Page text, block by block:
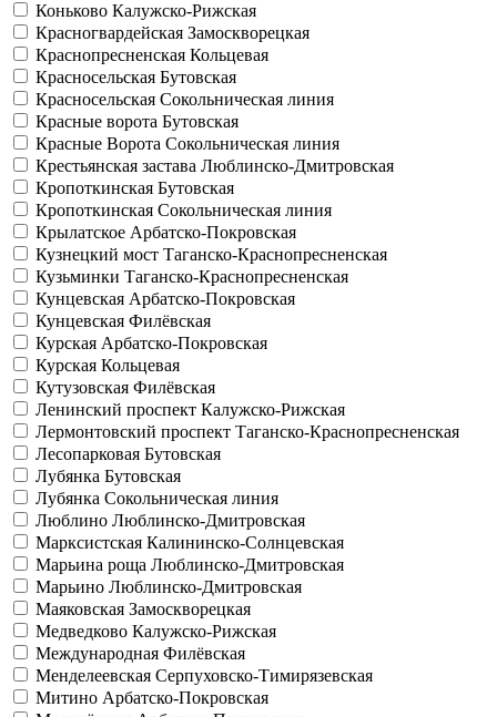
Коньково Калужско-Рижская
Красногвардейская Замоскворецкая
Краснопресненская Кольцевая
Красносельская Бутовская
Красносельская Сокольническая линия
Красные ворота Бутовская
Красные Ворота Сокольническая линия
Крестьянская застава Люблинско-Дмитровская
Кропоткинская Бутовская
Кропоткинская Сокольническая линия
Крылатское Арбатско-Покровская
Кузнецкий мост Таганско-Краснопресненская
Кузьминки Таганско-Краснопресненская
Кунцевская Арбатско-Покровская
Кунцевская Филёвская
Курская Арбатско-Покровская
Курская Кольцевая
Кутузовская Филёвская
Ленинский проспект Калужско-Рижская
Лермонтовский проспект Таганско-Краснопресненская
Лесопарковая Бутовская
Лубянка Бутовская
Лубянка Сокольническая линия
Люблино Люблинско-Дмитровская
Марксистская Калининско-Солнцевская
Марьина роща Люблинско-Дмитровская
Марьино Люблинско-Дмитровская
Маяковская Замоскворецкая
Медведково Калужско-Рижская
Международная Филёвская
Менделеевская Серпуховско-Тимирязевская
Митино Арбатско-Покровская